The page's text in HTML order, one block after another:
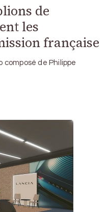
de
les
française
composé de Philippe